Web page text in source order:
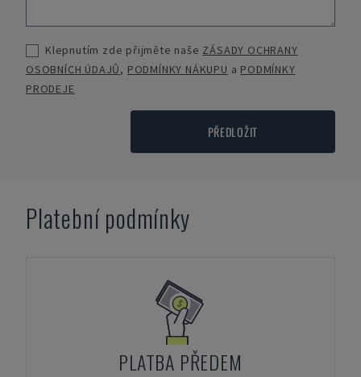
Klepnutím zde přijměte naše ZÁSADY OCHRANY
OSOBNÍCH ÚDAJŮ, PODMÍNKY NÁKUPU a PODMÍNKY
PRODEJE
PŘEDLOŽIT
Platební podmínky
PLATBA PŘEDEM